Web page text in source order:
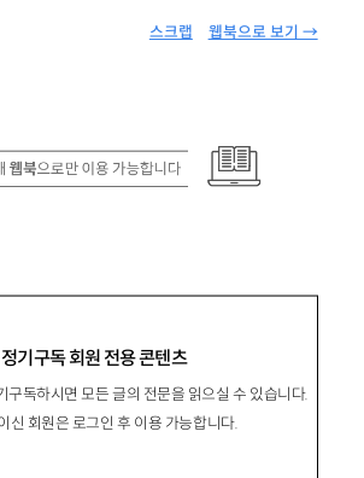
웹북으로 보기 →
스크랩
정기구독 회원 전용 콘텐츠
구독하시면 모든 글의 전문을 읽으실 수 있습니다.
신 회원은 로그인 후 이용 가능합니다.